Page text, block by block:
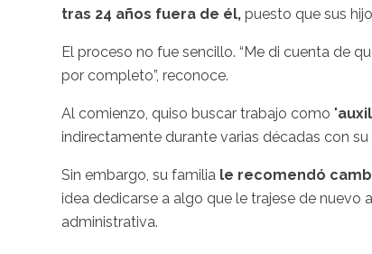
tras 24 años fuera de él, puesto que sus
El proceso no fue sencillo. “Me di cuenta de
por completo”, reconoce.
Al comienzo, quiso buscar trabajo como "
indirectamente durante varias décadas con su
Sin embargo, su familia le recomendó
idea dedicarse a algo que le trajese de nuevo
administrativa.